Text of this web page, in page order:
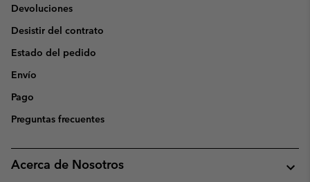
Devoluciones
Desistir del contrato
Estado del pedido
Envío
Pago
Preguntas frecuentes
Acerca de Nosotros